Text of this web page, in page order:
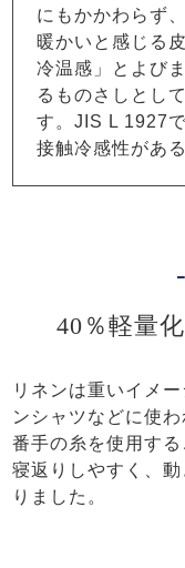
にもかかわらず
暖かいと感じる
冷温感」とよび
るものさしとし
す。JIS L 1927
接触冷感性があ
40％軽量
リネンは重いイメ
ンシャツなどに使
番手の糸を使用す
寝返りしやすく、
りました。